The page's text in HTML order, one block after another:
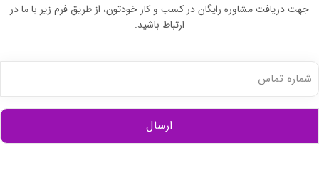
جهت دریافت مشاوره رایگان در کسب و کار خودتون، از طریق فرم زیر با ما در
ارتباط باشید.
شماره
(ضروری)